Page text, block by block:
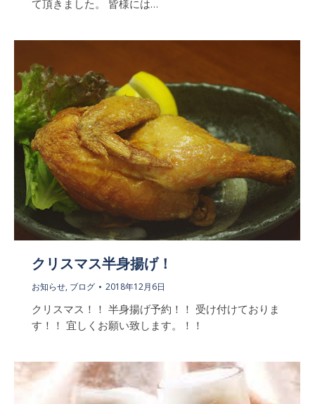
て頂きました。 皆様には…
クリスマス半身揚げ！
お知らせ, ブログ 2018年12月6日
クリスマス！！ 半身揚げ予約！！ 受け付けておりま
す！！ 宜しくお願い致します。！！